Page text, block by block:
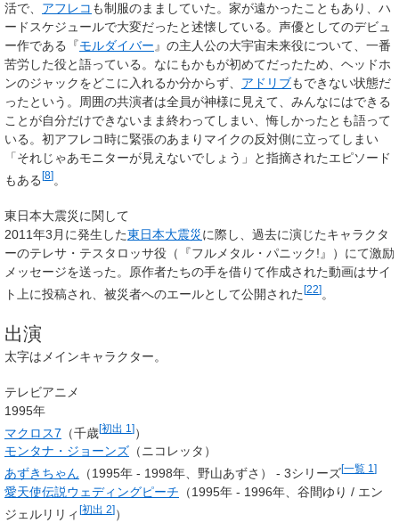
活で、 アフレコ も制服のまましていた。家が遠かったこともあり、ハ
ードスケジュールで大変だったと述懐している。声優としてのデビュ
ー作である『モルダイバー』の主人公の大宇宙未来役について、一番
苦労した役と語っている。なにもかもが初めてだったため、ヘッドホ
ンのジャックをどこに入れるか分からず、 アドリブもできない状態だ
ったという。周囲の共演者は全員が神様に見えて、みんなにはできる
ことが自分だけできないまま終わってしまい、悔しかったとも語って
いる。初アフレコ時に緊張のあまりマイクの反対側に立ってしまい
「それじゃあモニターが見えないでしょう」と指摘されたエピソード
もある [8] 。
東日本大震災に関して
2011年3月に発生した東日本大震災に際し、過去に演じたキャラクタ
ーのテレサ・テスタロッサ役（『フルメタル・パニック!』）にて激励
メッセージを送った。原作者たちの手を借りて作成された動画はサイ
ト上に投稿され、被災者へのエールとして公開された[22]。
出演
太字はメインキャラクター。
テレビアニメ
1995年
マクロス7 （千歳[初出 1 ]）
モンタナ・ジョーンズ （ニコレッタ）
あずきちゃん （1995年 - 1998年、 野山あずさ ） - 3シリーズ[一覧 1 ]
愛天使伝説ウェディングピーチ （1995年 - 1996年、 谷間ゆり / エン
ジェルリリィ [初出 2]）